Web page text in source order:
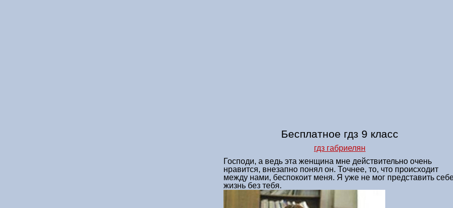
Бесплатное гдз 9 класс
гдз габриелян
Господи, а ведь эта женщина мне действительно очень
нравится, внезапно понял он. Точнее, то, что происходит
между нами, беспокоит меня. Я уже не мог представить
жизнь без тебя.